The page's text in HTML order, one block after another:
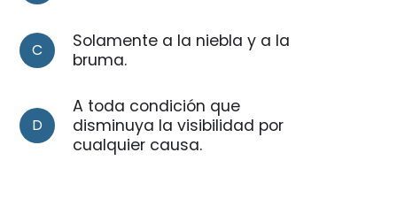
C
Solamente a la niebla y a la
bruma.
D
A toda condición que
disminuya la visibilidad por
cualquier causa.